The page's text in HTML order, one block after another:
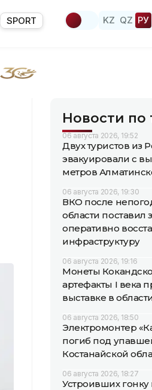
SPORT KZ QZ РУ
Новости по
06 августа 2026, 19:52
Двух туристов из
эвакуировали с
метров
06 августа 2026, 19:30
ВКО после
области поставил
оперативно
инфраструктуру
06 августа 2026, 19:16
Монеты
артефакты I века
выставке в
06 августа 2026, 18:50
Электромонтер
погиб под
Костанайской
06 августа 2026, 18:27
Устроивших гонку